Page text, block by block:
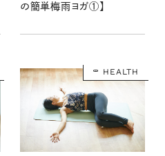
の簡単梅雨ヨガ①】
HEALTH